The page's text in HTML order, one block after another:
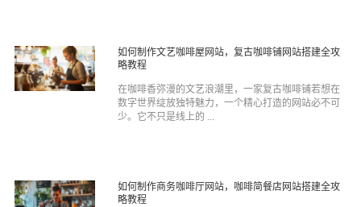
如何制作文艺咖啡屋网站，复古咖啡铺网站搭建全攻
略教程
在咖啡香弥漫的文艺浪潮里，一家复古咖啡铺若想在
数字世界绽放独特魅力，一个精心打造的网站必不可
少。它不只是线上的 ...
如何制作商务咖啡厅网站，咖啡简餐店网站搭建全攻
略教程